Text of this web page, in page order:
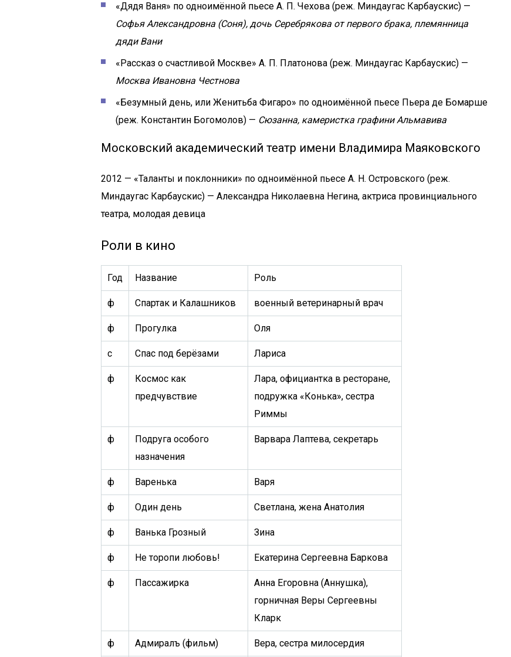
«Дядя Ваня» по одноимённой пьесе А. П. Чехова (реж. Миндаугас Карбаускис) —
Софья Александровна (Соня), дочь Серебрякова от первого брака, племянница
дяди Вани
«Рассказ о счастливой Москве» А. П. Платонова (реж. Миндаугас Карбаускис) —
Москва Ивановна Честнова
«Безумный день, или Женитьба Фигаро» по одноимённой пьесе Пьера де Бомарше
(реж. Константин Богомолов) — Сюзанна, камеристка графини Альмавива
Московский академический театр имени Владимира Маяковского
2012 — «Таланты и поклонники» по одноимённой пьесе А. Н. Островского (реж.
Миндаугас Карбаускис) — Александра Николаевна Негина, актриса провинциального
театра, молодая девица
Роли в кино
Год Название Роль
ф Спартак и Калашников военный ветеринарный врач
ф Прогулка Оля
с Спас под берёзами Лариса
ф
Космос как
предчувствие
Лара, официантка в ресторане,
подружка «Конька», сестра
Риммы
ф
Подруга особого
назначения
Варвара Лаптева, секретарь
ф Варенька Варя
ф Один день Светлана, жена Анатолия
ф Ванька Грозный Зина
ф Не торопи любовь! Екатерина Сергеевна Баркова
ф Пассажирка
Анна Егоровна (Аннушка),
горничная Веры Сергеевны
Кларк
ф Адмиралъ (фильм) Вера, сестра милосердия